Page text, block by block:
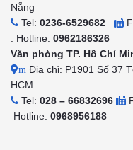
Nẵng
Tel: 0236-6529682
: Hotline: 0962186326
Văn phòng TP. Hồ Chí
m Địa chỉ: P1901 Số 37
HCM
Tel: 028 – 66832696
Hotline: 0968956188